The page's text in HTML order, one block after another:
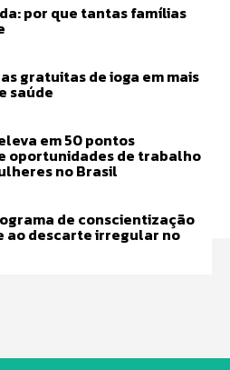
por que tantas famílias
gratuitas de ioga em mais
saúde
em 50 pontos
oportunidades de trabalho
no Brasil
de conscientização
ao descarte irregular no